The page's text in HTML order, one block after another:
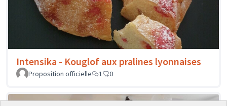
Intensika - Kouglof aux pralines lyonnaises
Proposition officielle 1 0